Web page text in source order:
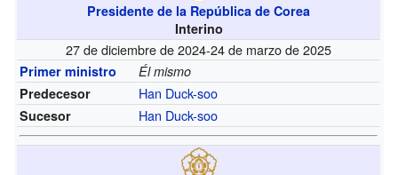
Presidente de la República de Corea
Interino
27 de diciembre de 2024-24 de marzo de 2025
Primer ministro
Él mismo
Predecesor
Han Duck-soo
Sucesor Han Duck-soo